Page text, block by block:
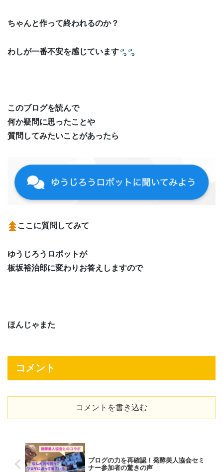
ちゃんと作って終われるのか？
わしが一番不安を感じています
このブログを読んで
何か疑問に思ったことや
質問してみたいことがあったら
ここに質問してみて
ゆうじろうロボットが
板坂裕治郎に変わりお答えしますので
ほんじゃまた
コメント
コメントを書き込む
ブログの力を再確認！発酵美人協会セミ
ナー参加者の驚きの声